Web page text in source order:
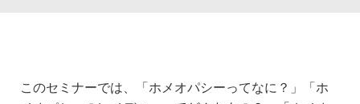
このセミナーでは、「ホメオパシーってなに？」「ホ